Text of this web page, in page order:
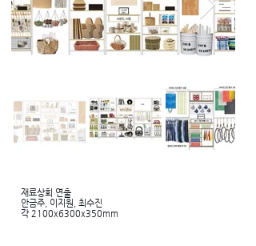
재료상회 연출
안금주, 이지원, 최수진
각 2100x6300x350mm